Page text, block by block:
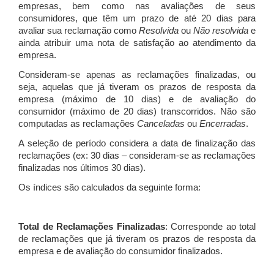
empresas, bem como nas avaliações de seus
consumidores, que têm um prazo de até 20 dias para
avaliar sua reclamação como Resolvida ou Não resolvida e
ainda atribuir uma nota de satisfação ao atendimento da
empresa.
Consideram-se apenas as reclamações finalizadas, ou
seja, aquelas que já tiveram os prazos de resposta da
empresa (máximo de 10 dias) e de avaliação do
consumidor (máximo de 20 dias) transcorridos. Não são
computadas as reclamações Canceladas ou Encerradas.
A seleção de período considera a data de finalização das
reclamações (ex: 30 dias – consideram-se as reclamações
finalizadas nos últimos 30 dias).
Os índices são calculados da seguinte forma:
Total de Reclamações Finalizadas: Corresponde ao total
de reclamações que já tiveram os prazos de resposta da
empresa e de avaliação do consumidor finalizados.